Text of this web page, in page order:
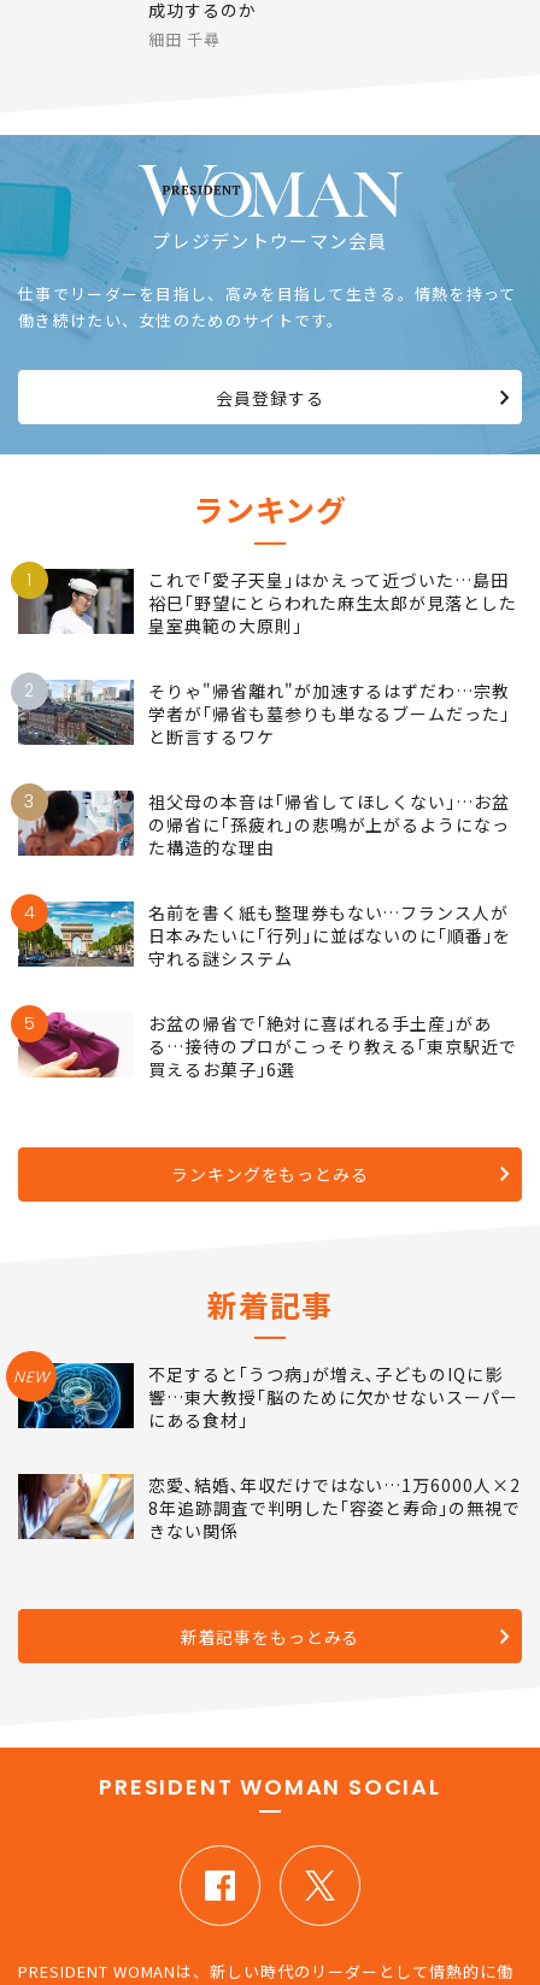
成功するのか
細田 千尋
プレジデントウーマン会員
仕事でリーダーを目指し、高みを目指して生きる。情熱を持って
働き続けたい、女性のためのサイトです。
会員登録する
ランキング
1
これで｢愛子天皇｣はかえって近づいた…島田
裕巳｢野望にとらわれた麻生太郎が見落とした
皇室典範の大原則｣
2
そりゃ"帰省離れ"が加速するはずだわ…宗教
学者が｢帰省も墓参りも単なるブームだった｣
と断言するワケ
3
祖父母の本音は｢帰省してほしくない｣…お盆
の帰省に｢孫疲れ｣の悲鳴が上がるようになっ
た構造的な理由
4
名前を書く紙も整理券もない…フランス人が
日本みたいに｢行列｣に並ばないのに｢順番｣を
守れる謎システム
5
お盆の帰省で｢絶対に喜ばれる手土産｣があ
る…接待のプロがこっそり教える｢東京駅近で
買えるお菓子｣6選
ランキングをもっとみる
新着記事
NEW
不足すると｢うつ病｣が増え､子どものIQに影
響…東大教授｢脳のために欠かせないスーパー
にある食材｣
恋愛､結婚､年収だけではない…1万6000人×2
8年追跡調査で判明した｢容姿と寿命｣の無視で
きない関係
新着記事をもっとみる
PRESIDENT WOMAN SOCIAL
PRESIDENT WOMANは、新しい時代のリーダーとして情熱的に働